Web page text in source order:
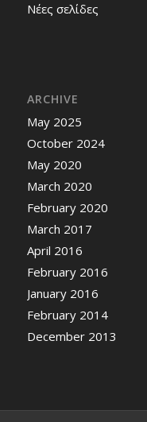
Νέες σελίδες
ARCHIVE
May 2025
October 2024
May 2020
March 2020
February 2020
March 2017
April 2016
February 2016
January 2016
February 2014
December 2013